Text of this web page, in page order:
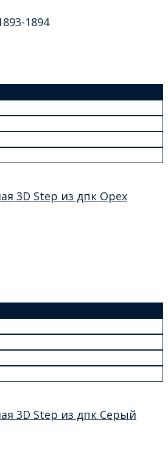
1894
3D Step из дпк Орех
3D Step из дпк Серый